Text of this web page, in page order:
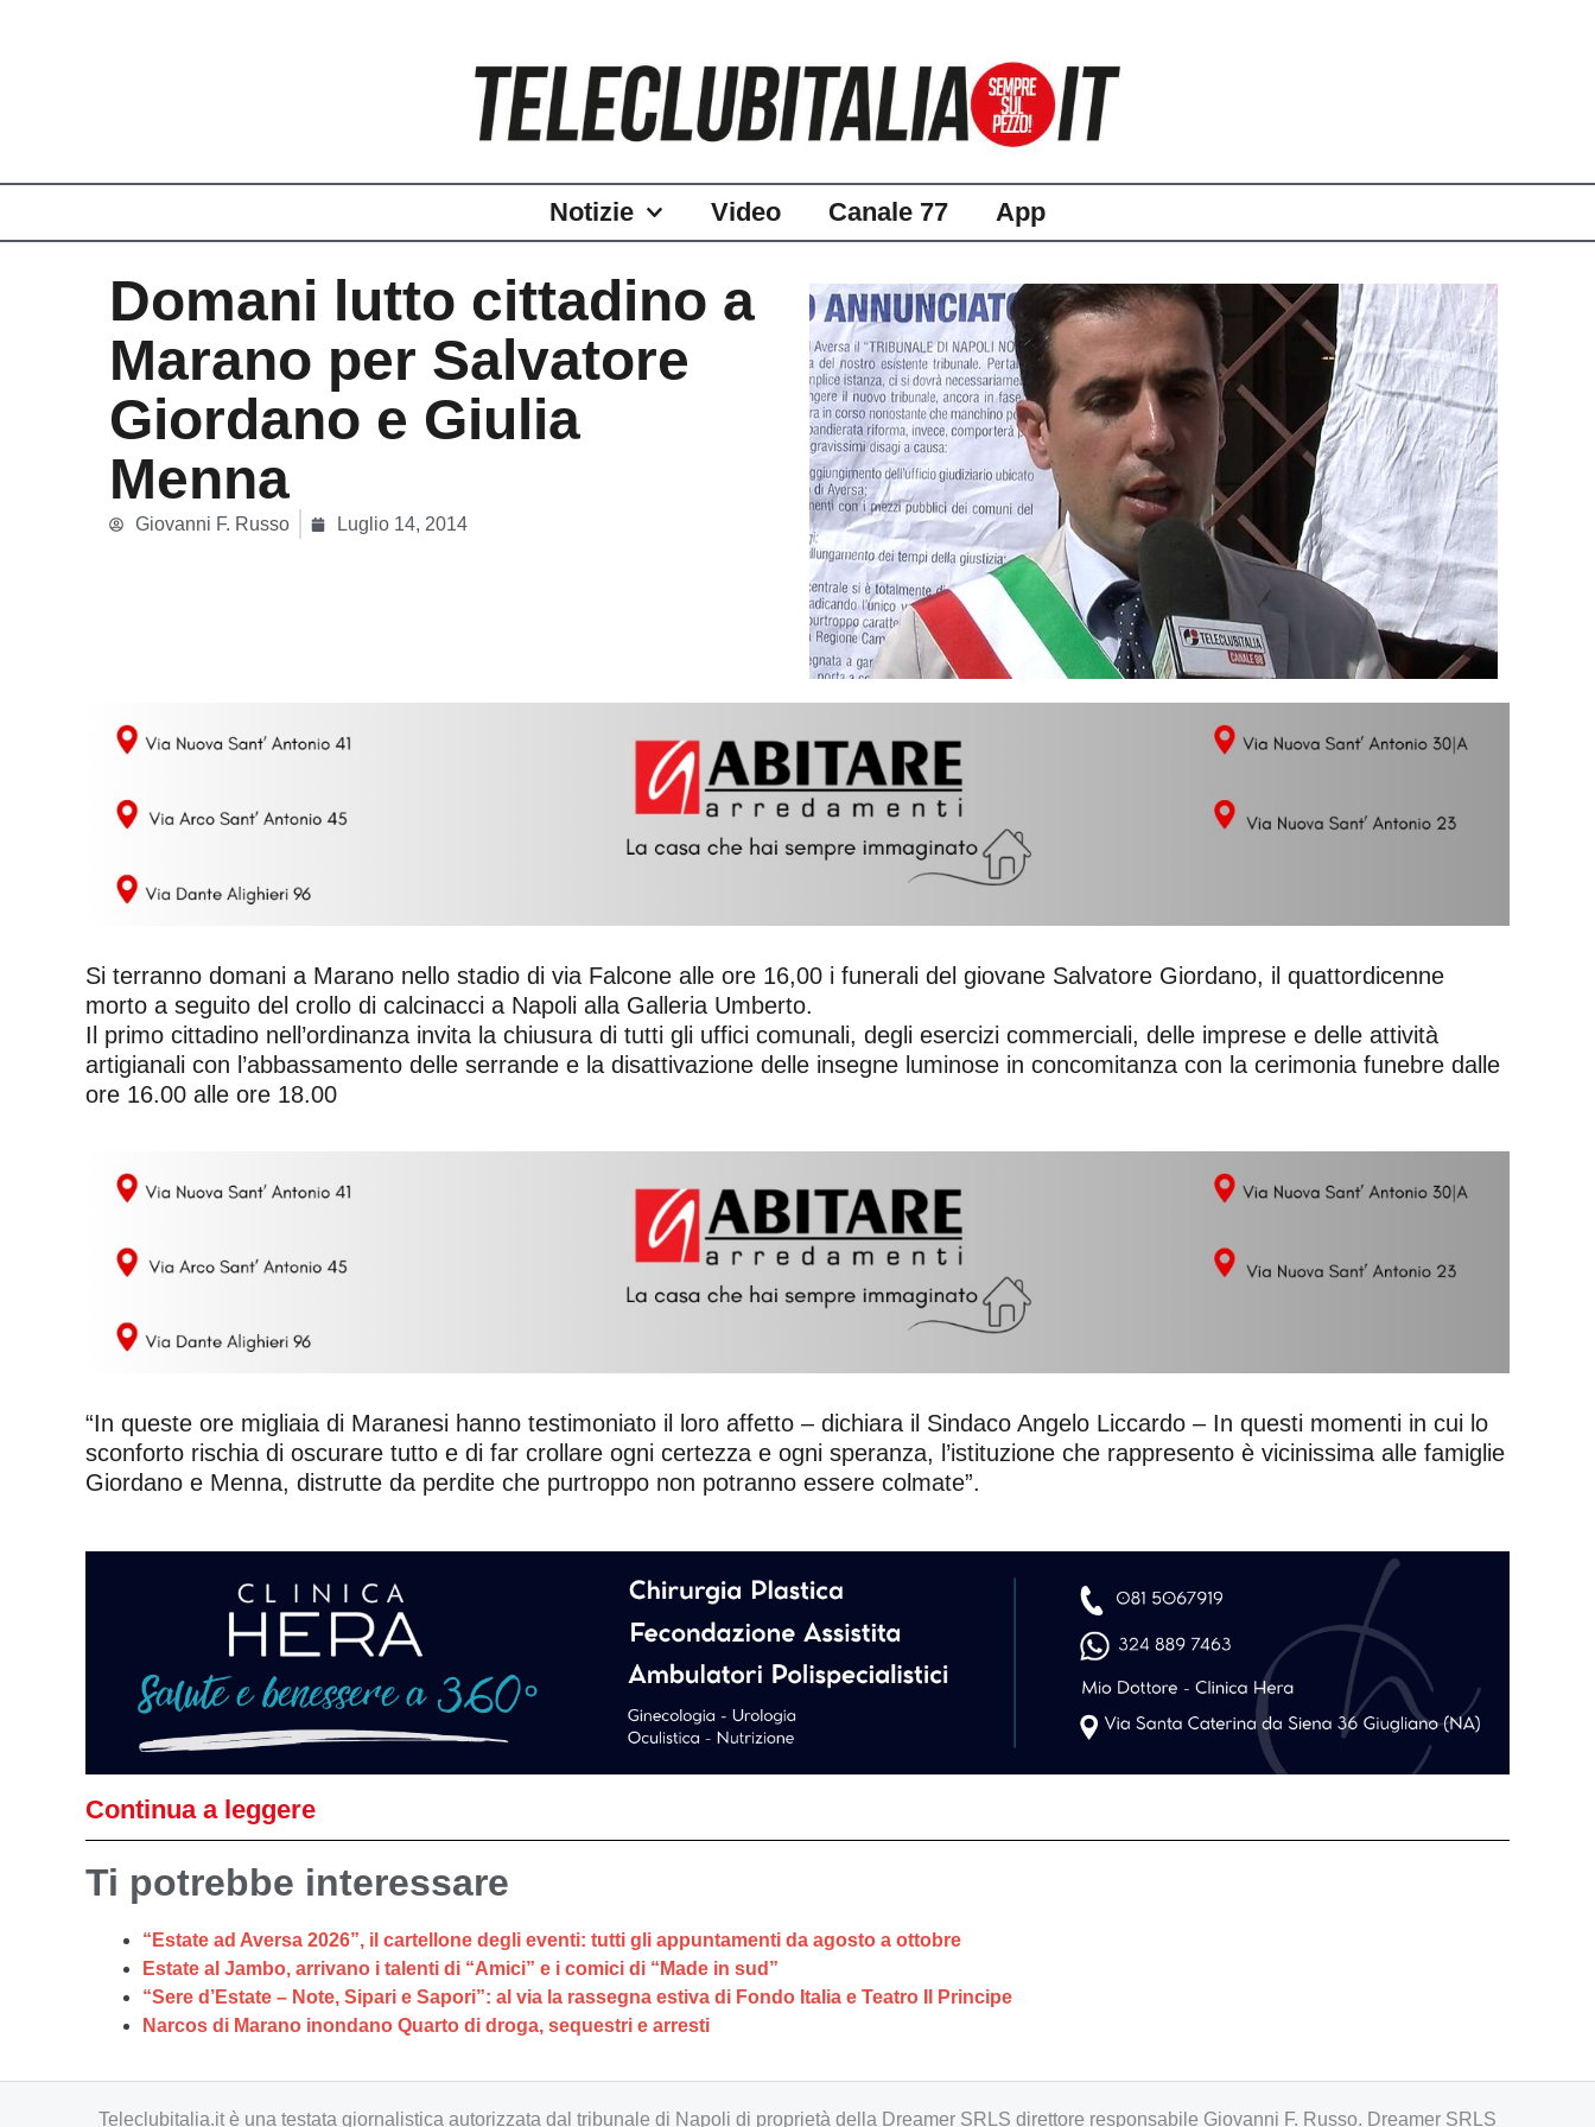
Notizie Video Canale 77 App
Domani lutto cittadino a
Marano per Salvatore
Giordano e Giulia
Menna
Giovanni F. Russo Luglio 14, 2014
Si terranno domani a Marano nello stadio di via Falcone alle ore 16,00 i funerali del giovane Salvatore Giordano, il quattordicenne
morto a seguito del crollo di calcinacci a Napoli alla Galleria Umberto.
Il primo cittadino nell’ordinanza invita la chiusura di tutti gli uffici comunali, degli esercizi commerciali, delle imprese e delle attività
artigianali con l’abbassamento delle serrande e la disattivazione delle insegne luminose in concomitanza con la cerimonia funebre dalle
ore 16.00 alle ore 18.00
“In queste ore migliaia di Maranesi hanno testimoniato il loro affetto – dichiara il Sindaco Angelo Liccardo – In questi momenti in cui lo
sconforto rischia di oscurare tutto e di far crollare ogni certezza e ogni speranza, l’istituzione che rappresento è vicinissima alle famiglie
Giordano e Menna, distrutte da perdite che purtroppo non potranno essere colmate”.
Continua a leggere
Ti potrebbe interessare
“Estate ad Aversa 2026”, il cartellone degli eventi: tutti gli appuntamenti da agosto a ottobre
Estate al Jambo, arrivano i talenti di “Amici” e i comici di “Made in sud”
“Sere d’Estate – Note, Sipari e Sapori”: al via la rassegna estiva di Fondo Italia e Teatro Il Principe
Narcos di Marano inondano Quarto di droga, sequestri e arresti
Teleclubitalia.it è una testata giornalistica autorizzata dal tribunale di Napoli di proprietà della Dreamer SRLS direttore responsabile Giovanni F. Russo. Dreamer SRLS